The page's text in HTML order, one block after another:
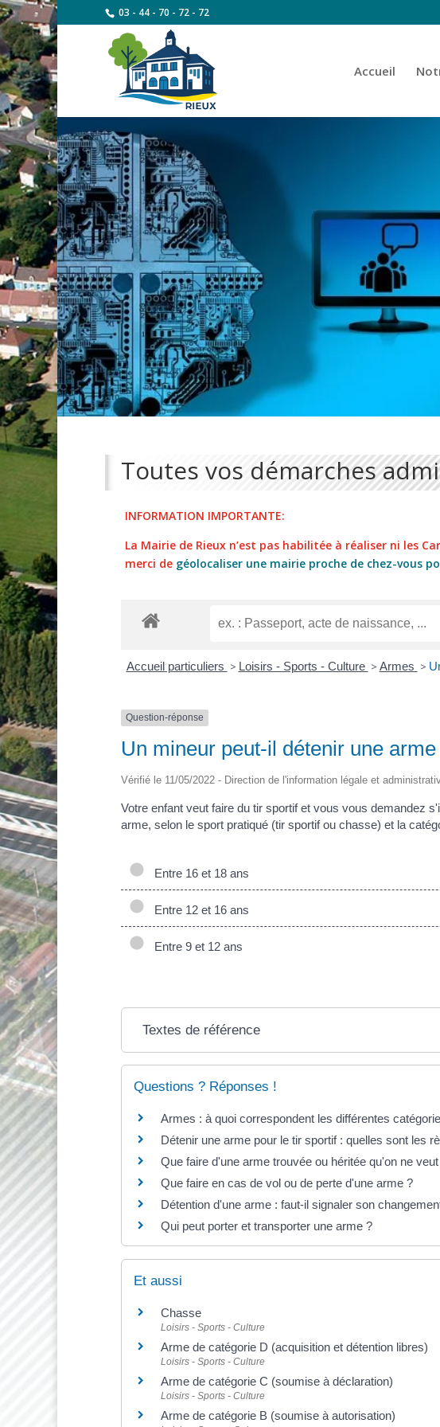
03 - 44 - 70 - 72 - 72
Accueil
Toutes vos démarches
INFORMATION IMPORTANTE:
La Mairie de Rieux n’est pas habilitée à réaliser ni les
merci de géolocaliser une mairie proche de chez-vous
Accueil particuliers > Loisirs - Sports - Culture > Armes >
Question-réponse
Un mineur peut-il détenir une
Vérifié le 11/05/2022 - Direction de l'information légale et
Votre enfant veut faire du tir sportif et vous vous demandez
arme, selon le sport pratiqué (tir sportif ou chasse) et la
Entre 16 et 18 ans
Entre 12 et 16 ans
Entre 9 et 12 ans
Textes de référence
Questions ? Réponses !
Armes : à quoi correspondent les différentes
Détenir une arme pour le tir sportif : quelles sont les
Que faire d'une arme trouvée ou héritée qu'on ne
Que faire en cas de vol ou de perte d'une arme ?
Détention d'une arme : faut-il signaler son
Qui peut porter et transporter une arme ?
Et aussi
Chasse
Loisirs - Sports - Culture
Arme de catégorie D (acquisition et détention libres)
Loisirs - Sports - Culture
Arme de catégorie C (soumise à déclaration)
Loisirs - Sports - Culture
Arme de catégorie B (soumise à autorisation)